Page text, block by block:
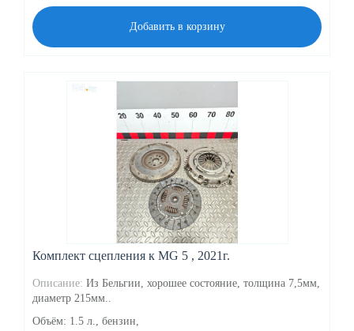
Добавить в корзину
Комплект сцепления к MG 5 , 2021г.
Описание: Из Бельгии, хорошее состояние, толщина 7,5мм,
диаметр 215мм..
Объём: 1.5 л., бензин,